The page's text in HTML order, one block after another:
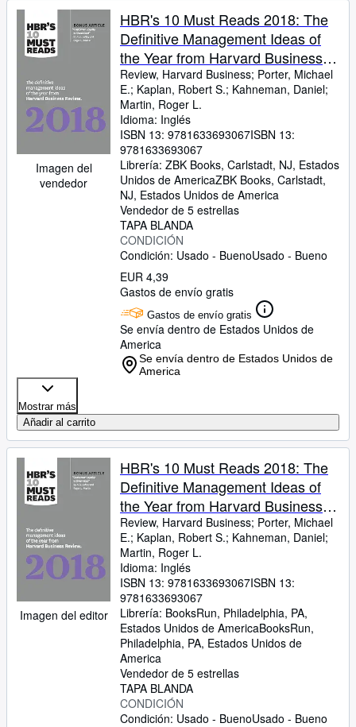
Libros antiguos
Arte y coleccionismo
Comenzar a vender
Ayuda
CERRAR
Imagen del
vendedor
HBR's 10 Must Reads 2018: The
Definitive Management Ideas of
the Year from Harvard Business
Review
Review, Harvard Business; Porter, Michael
E.; Kaplan, Robert S.; Kahneman, Daniel;
Martin, Roger L.
Idioma: Inglés
ISBN 13: 9781633693067ISBN 13:
9781633693067
Librería: ZBK Books, Carlstadt, NJ, Estados
Unidos de AmericaZBK Books, Carlstadt,
NJ, Estados Unidos de America
Vendedor de 5 estrellas
TAPA BLANDA
CONDICIÓN
Condición: Usado - BuenoUsado - Bueno
EUR 4,39
Gastos de envío gratis
Gastos de envío gratis
Se envía dentro de Estados Unidos de
America
Se envía dentro de Estados Unidos de
America
Mostrar más
Añadir al carrito
Imagen del editor
HBR's 10 Must Reads 2018: The
Definitive Management Ideas of
the Year from Harvard Business
Review (with bonus article
âCustomer Loyalty Is Overratedâ)
(HBRâs 10 Must Reads)
Review, Harvard Business; Porter, Michael
E.; Kaplan, Robert S.; Kahneman, Daniel;
Martin, Roger L.
Idioma: Inglés
ISBN 13: 9781633693067ISBN 13:
9781633693067
Librería: BooksRun, Philadelphia, PA,
Estados Unidos de AmericaBooksRun,
Philadelphia, PA, Estados Unidos de
America
Vendedor de 5 estrellas
TAPA BLANDA
CONDICIÓN
Condición: Usado - BuenoUsado - Bueno